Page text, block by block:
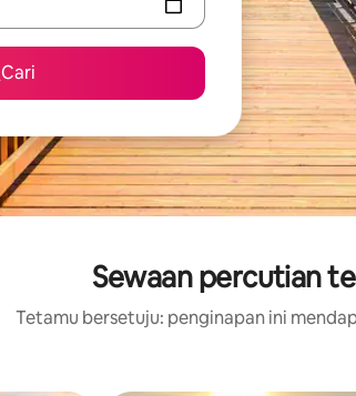
Cari
Sewaan percutian
Tetamu bersetuju: penginapan ini